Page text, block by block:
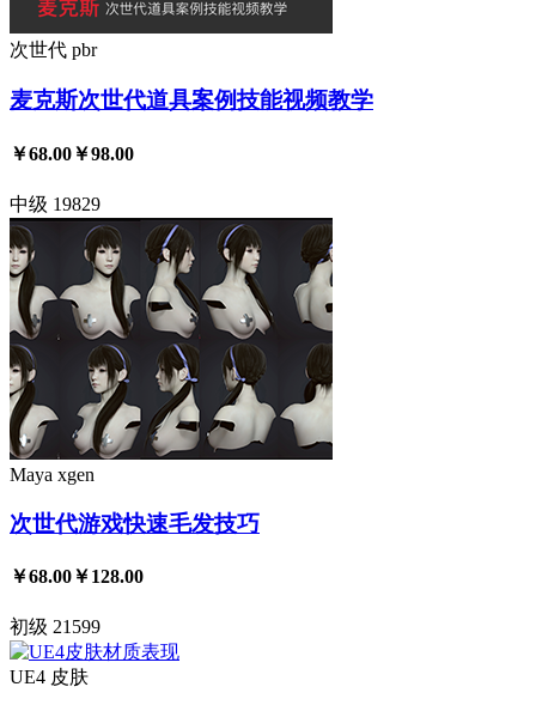
次世代 pbr
麦克斯次世代道具案例技能视频教学
￥68.00￥98.00
中级 19829
Maya xgen
次世代游戏快速毛发技巧
￥68.00￥128.00
初级 21599
UE4 皮肤